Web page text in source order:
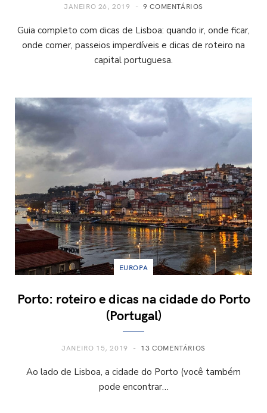
JANEIRO 26, 2019 9 COMENTÁRIOS
Guia completo com dicas de Lisboa: quando ir, onde ficar,
onde comer, passeios imperdíveis e dicas de roteiro na
capital portuguesa.
EUROPA
Porto: roteiro e dicas na cidade do Porto
(Portugal)
JANEIRO 15, 2019 13 COMENTÁRIOS
Ao lado de Lisboa, a cidade do Porto (você também
pode encontrar…